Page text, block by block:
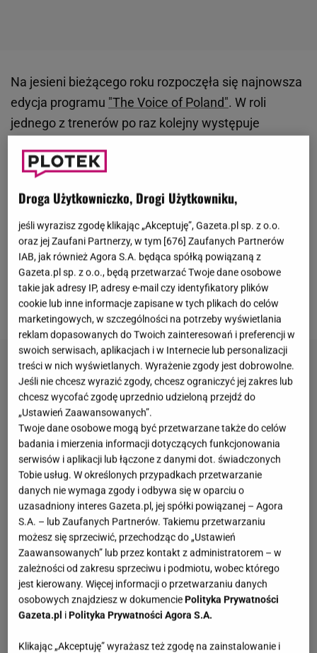
Na jesieni bieżącego roku rozpoczęła się najnowsza
edycja programu "The Voice of Poland". W roli
jednego z trenerów po raz kolejny występuje
programem dawno temu, ale jako
zbyt daleko. W tym samym sezonie śpiewał Ernest
Staniaszek z drużynyMarka Piekarczyka. Jak się
okazuje, prawie dziesięć lat później ścieżki byłego
uczestnika i artystki ponownie się skrzyżowały.
Wokalista skradł serceLanberryi zagościł w nim na
dłużej.
Droga Użytkowniczko, Drogi Użytkowniku,
jeśli wyrazisz zgodę klikając „Akceptuję”, Gazeta.pl sp. z o.o.
oraz jej Zaufani Partnerzy, w tym [676] Zaufanych Partnerów
IAB, jak również Agora S.A. będąca spółką powiązaną z
Gazeta.pl sp. z o.o., będą przetwarzać Twoje dane osobowe
takie jak adresy IP, adresy e-mail czy identyfikatory plików
cookie lub inne informacje zapisane w tych plikach do celów
marketingowych, w szczególności na potrzeby wyświetlania
reklam dopasowanych do Twoich zainteresowań i preferencji w
swoich serwisach, aplikacjach i w Internecie lub personalizacji
treści w nich wyświetlanych. Wyrażenie zgody jest dobrowolne.
Jeśli nie chcesz wyrazić zgody, chcesz ograniczyć jej zakres lub
chcesz wycofać zgodę uprzednio udzieloną przejdź do
„Ustawień Zaawansowanych”.
Twoje dane osobowe mogą być przetwarzane także do celów
badania i mierzenia informacji dotyczących funkcjonowania
serwisów i aplikacji lub łączone z danymi dot. świadczonych
Tobie usług. W określonych przypadkach przetwarzanie
danych nie wymaga zgody i odbywa się w oparciu o
uzasadniony interes Gazeta.pl, jej spółki powiązanej – Agora
S.A. – lub Zaufanych Partnerów. Takiemu przetwarzaniu
możesz się sprzeciwić, przechodząc do „Ustawień
Zaawansowanych” lub przez kontakt z administratorem – w
zależności od zakresu sprzeciwu i podmiotu, wobec którego
jest kierowany. Więcej informacji o przetwarzaniu danych
osobowych znajdziesz w dokumencie Polityka Prywatności
Gazeta.pl i Polityka Prywatności Agora S.A.
Klikając „Akceptuję” wyrażasz też zgodę na zainstalowanie i